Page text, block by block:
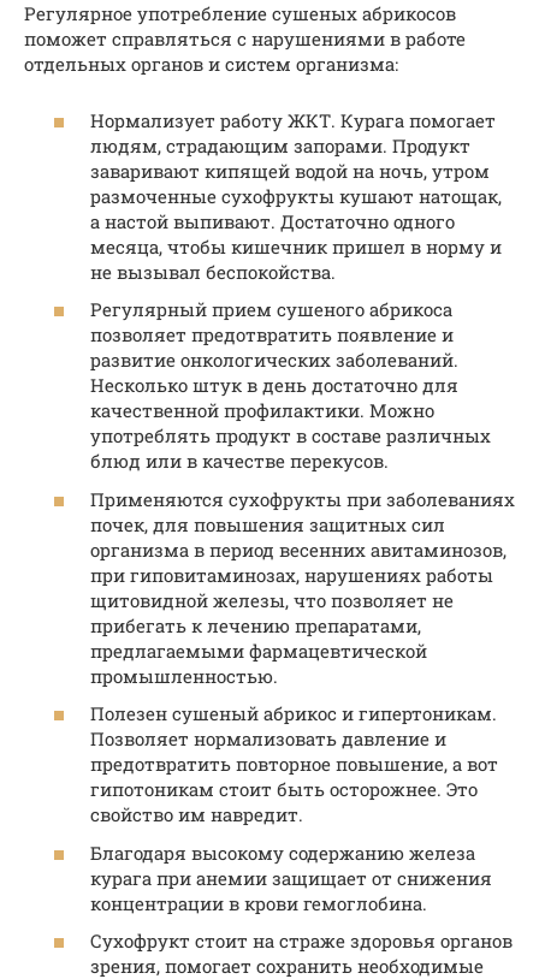
Регулярное употребление сушеных абрикосов
поможет справляться с нарушениями в работе
отдельных органов и систем организма:
Нормализует работу ЖКТ. Курага помогает
людям, страдающим запорами. Продукт
заваривают кипящей водой на ночь, утром
размоченные сухофрукты кушают натощак,
а настой выпивают. Достаточно одного
месяца, чтобы кишечник пришел в норму и
не вызывал беспокойства.
Регулярный прием сушеного абрикоса
позволяет предотвратить появление и
развитие онкологических заболеваний.
Несколько штук в день достаточно для
качественной профилактики. Можно
употреблять продукт в составе различных
блюд или в качестве перекусов.
Применяются сухофрукты при заболеваниях
почек, для повышения защитных сил
организма в период весенних авитаминозов,
при гиповитаминозах, нарушениях работы
щитовидной железы, что позволяет не
прибегать к лечению препаратами,
предлагаемыми фармацевтической
промышленностью.
Полезен сушеный абрикос и гипертоникам.
Позволяет нормализовать давление и
предотвратить повторное повышение, а вот
гипотоникам стоит быть осторожнее. Это
свойство им навредит.
Благодаря высокому содержанию железа
курага при анемии защищает от снижения
концентрации в крови гемоглобина.
Сухофрукт стоит на страже здоровья органов
зрения, помогает сохранить необходимые